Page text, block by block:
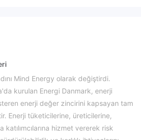
Mind Energy olarak değiştirdi.
kurulan Energi Danmark, enerji
enerji değer zincirini kapsayan tam
Enerji tüketicilerine, üreticilerine,
hizmet vererek risk